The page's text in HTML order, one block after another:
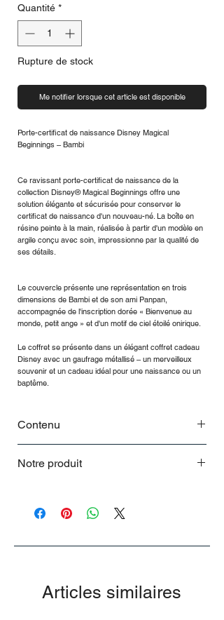
Quantité *
Rupture de stock
Me notifier lorsque cet article est disponible
Porte-certificat de naissance Disney Magical
Beginnings – Bambi
Ce ravissant porte-certificat de naissance de la
collection Disney® Magical Beginnings offre une
solution élégante et sécurisée pour conserver le
certificat de naissance d'un nouveau-né. La boîte en
résine peinte à la main, réalisée à partir d'un modèle en
argile conçu avec soin, impressionne par la qualité de
ses détails.
Le couvercle présente une représentation en trois
dimensions de Bambi et de son ami Panpan,
accompagnée de l'inscription dorée « Bienvenue au
monde, petit ange » et d'un motif de ciel étoilé onirique.
Le coffret se présente dans un élégant coffret cadeau
Disney avec un gaufrage métallisé – un merveilleux
souvenir et un cadeau idéal pour une naissance ou un
baptême.
Contenu
Notre produit
Articles similaires